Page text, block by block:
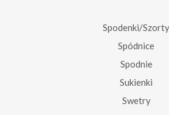
Spodenki/Szorty
Spódnice
Spodnie
Sukienki
Swetry